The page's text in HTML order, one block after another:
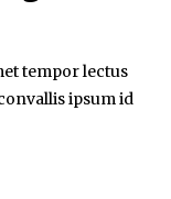
tempor lectus
ipsum id